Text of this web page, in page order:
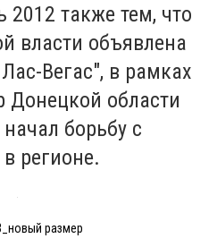
также тем, что
власти объявлена
Вегас", в рамках
Донецкой области
борьбу с
регионе.
размер